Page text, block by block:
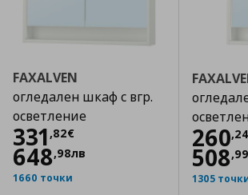
FAXALVEN
огледален шкаф с вгр.
осветление
331 ,82€
Цена
648,98лв
1660 точки
260,24
508,99
1305